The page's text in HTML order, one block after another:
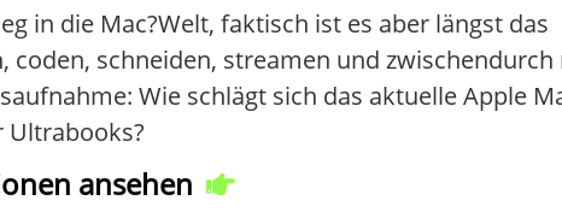
in die Mac?Welt, faktisch ist es aber längst das
schneiden, streamen und zwischendurch
Wie schlägt sich das aktuelle Apple
Ultrabooks?
ansehen